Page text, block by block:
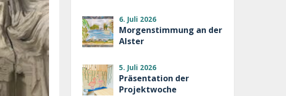
6. Juli 2026
Morgenstimmung an der
Alster
5. Juli 2026
Präsentation der
Projektwoche